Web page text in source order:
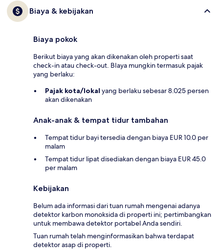
Biaya & kebijakan
Biaya pokok
Berikut biaya yang akan dikenakan oleh properti saat
check-in atau check-out. BIaya mungkin termasuk pajak
yang berlaku:
Pajak kota/lokal yang berlaku sebesar 8.025 persen
akan dikenakan
Anak-anak & tempat tidur tambahan
Tempat tidur bayi tersedia dengan biaya EUR 10.0 per
malam
Tempat tidur lipat disediakan dengan biaya EUR 45.0
per malam
Kebijakan
Belum ada informasi dari tuan rumah mengenai adanya
detektor karbon monoksida di properti ini; pertimbangkan
untuk membawa detektor portabel Anda sendiri.
Tuan rumah telah menginformasikan bahwa terdapat
detektor asap di properti.